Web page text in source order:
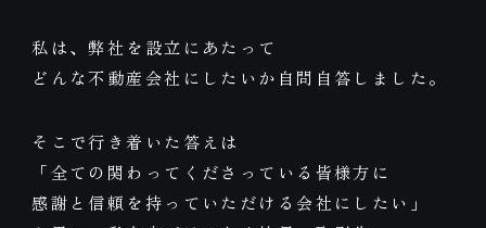
私は、弊社を設立にあたって
どんな不動産会社にしたいか自問自答しました。
そこで行き着いた答えは
「全ての関わってくださっている皆様方に
感謝と信頼を持っていただける会社にしたい」